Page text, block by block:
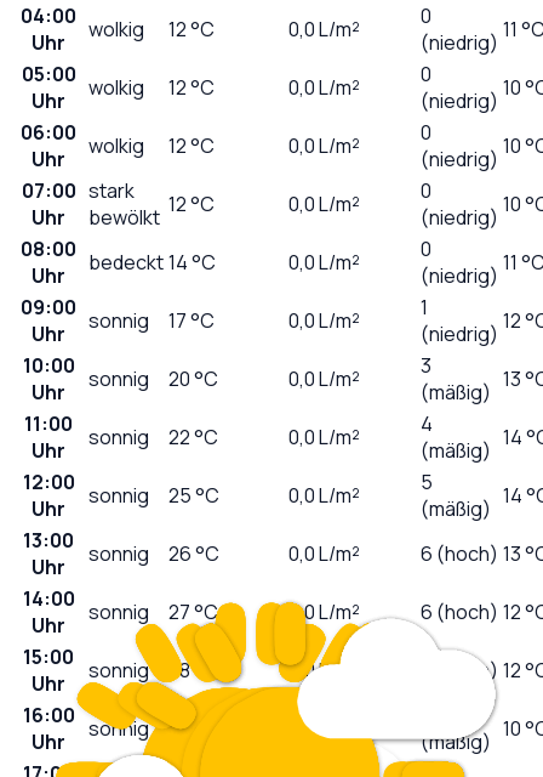
04:00
Uhr
wolkig 12°C 0,0L/m²
0
(niedrig) 11
05:00
Uhr
wolkig 12°C 0,0L/m²
0
(niedrig) 10
06:00
Uhr
wolkig 12°C 0,0L/m²
0
(niedrig) 10
07:00
Uhr
stark
bewölkt 12°C 0,0L/m²
0
(niedrig) 10
08:00
Uhr
bedeckt14°C 0,0L/m²
0
(niedrig) 11
09:00
Uhr
sonnig 17°C 0,0L/m²
1
(niedrig) 12
10:00
Uhr
sonnig 20°C 0,0L/m²
3
(mäßig) 13
11:00
Uhr
sonnig 22°C 0,0L/m²
4
(mäßig) 14
12:00
Uhr
sonnig 25°C 0,0L/m²
5
(mäßig) 14
13:00
Uhr
sonnig 26°C 0,0L/m² 6 (hoch) 13
14:00
Uhr
sonnig 27°C 0,0L/m² 6 (hoch) 12
15:00
Uhr
sonnig 28°C 0,0L/m² 6 (hoch) 12
16:00
Uhr
sonnig 29°C 0,0L/m²
(mäßig) 10